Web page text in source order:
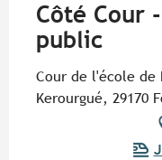
Côté Cour
public
Cour de l'école de
Kerourgué, 29170